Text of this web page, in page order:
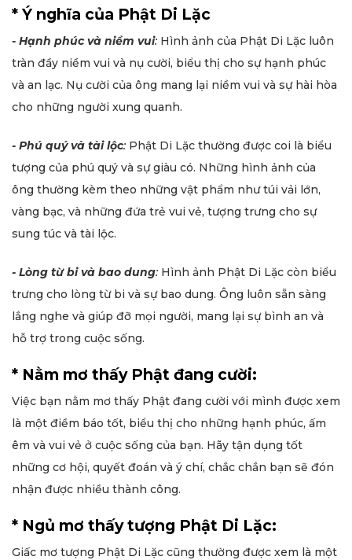
* Ý nghĩa của Phật Di Lặc
- Hạnh phúc và niềm vui: Hình ảnh của Phật Di Lặc luôn
tràn đầy niềm vui và nụ cười, biểu thị cho sự hạnh phúc
và an lạc. Nụ cười của ông mang lại niềm vui và sự hài hòa
cho những người xung quanh.
- Phú quý và tài lộc: Phật Di Lặc thường được coi là biểu
tượng của phú quý và sự giàu có. Những hình ảnh của
ông thường kèm theo những vật phẩm như túi vải lớn,
vàng bạc, và những đứa trẻ vui vẻ, tượng trưng cho sự
sung túc và tài lộc.
- Lòng từ bi và bao dung: Hình ảnh Phật Di Lặc còn biểu
trưng cho lòng từ bi và sự bao dung. Ông luôn sẵn sàng
lắng nghe và giúp đỡ mọi người, mang lại sự bình an và
hỗ trợ trong cuộc sống.
* Nằm mơ thấy Phật đang cười:
Việc bạn nằm mơ thấy Phật đang cười với mình được xem
là một điềm báo tốt, biểu thị cho những hạnh phúc, ấm
êm và vui vẻ ở cuộc sống của bạn. Hãy tận dụng tốt
những cơ hội, quyết đoán và ý chí, chắc chắn bạn sẽ đón
nhận được nhiều thành công.
* Ngủ mơ thấy tượng Phật Di Lặc:
Giấc mơ tượng Phật Di Lặc cũng thường được xem là một